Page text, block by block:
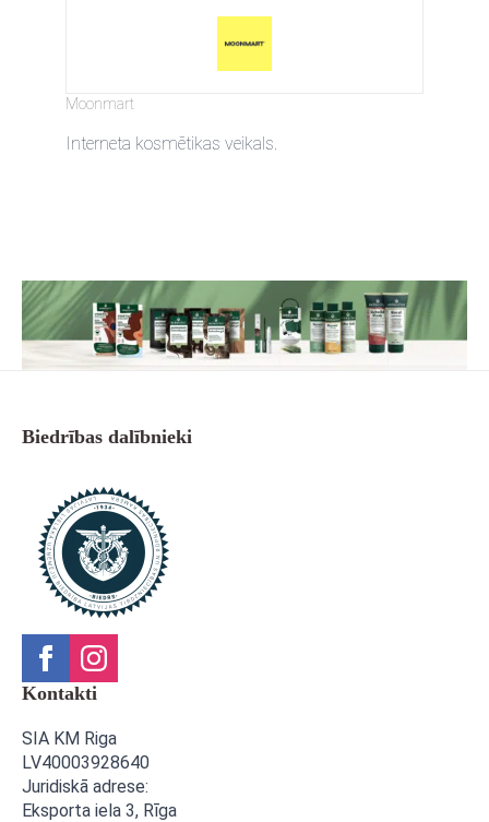
Moonmart
Interneta kosmētikas veikals.
Biedrības dalībnieki
Kontakti
SIA KM Riga
LV40003928640
Juridiskā adrese:
Eksporta iela 3, Rīga